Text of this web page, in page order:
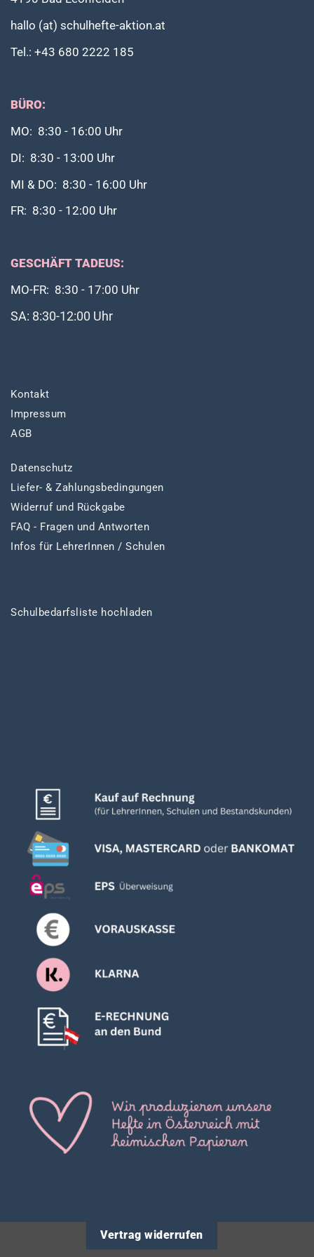
hallo (at) schulhefte-aktion.at
Tel.: +43 680 2222 185
BÜRO:
MO: 8:30 - 16:00 Uhr
DI: 8:30 - 13:00 Uhr
MI & DO: 8:30 - 16:00 Uhr
FR: 8:30 - 12:00 Uhr
GESCHÄFT TADEUS:
MO-FR: 8:30 - 17:00 Uhr
SA: 8:30-12:00 Uhr
Kontakt
Impressum
AGB
Datenschutz
Liefer- & Zahlungsbedingungen
Widerruf und Rückgabe
FAQ - Fragen und Antworten
Infos für LehrerInnen / Schulen
Schulbedarfsliste hochladen
Vertrag widerrufen